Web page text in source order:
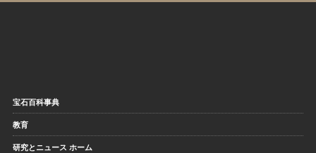
宝石百科事典
教育
研究とニュース ホーム